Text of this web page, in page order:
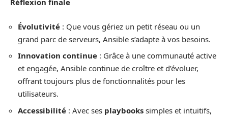
Réflexion finale
Évolutivité : Que vous gériez un petit réseau ou un
grand parc de serveurs, Ansible s’adapte à vos besoins.
Innovation continue : Grâce à une communauté active
et engagée, Ansible continue de croître et d’évoluer,
offrant toujours plus de fonctionnalités pour les
utilisateurs.
Accessibilité : Avec ses playbooks simples et intuitifs,